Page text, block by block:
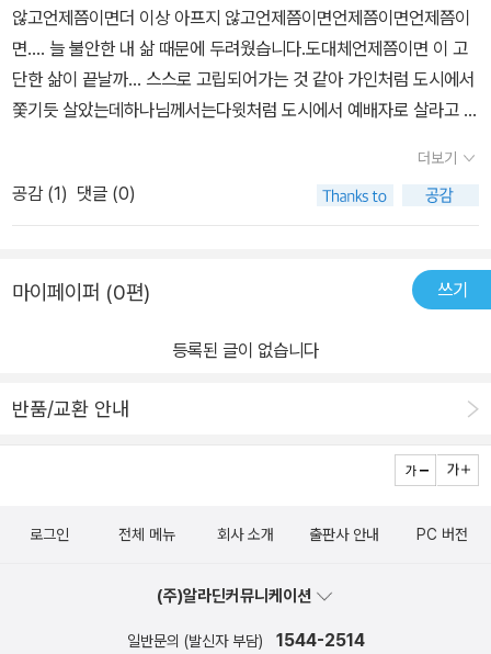
않고언제쯤이면더 이상 아프지 않고언제쯤이면언제쯤이면언제쯤이
면.... 늘 불안한 내 삶 때문에 두려웠습니다.도대체언제쯤이면 이 고
단한 삶이 끝날까... 스스로 고립되어가는 것 같아 가인처럼 도시에서
쫓기듯 살았는데하나님께서는다윗처럼 도시에서 예배자로 살라고 부
는 메시지는어두운 이 시대여서 더욱 별처럼 빛나어떻게 살아야 할지
방향등이 됩니다. 그래도 너는 아름다운 청년이라고 말씀해주시는목
사님의 응원에 힘입어나도 아름다운 청년이 맞다라고 자신있게 외쳐
더보기
공감 (1) 댓글 (0)
마이페이퍼 (0편) 쓰기
등록된 글이 없습니다
반품/교환 안내
로그인 전체 메뉴 회사 소개 출판사 안내 PC 버전
(주)알라딘커뮤니케이션
일반문의 (발신자 부담) 1544-2514